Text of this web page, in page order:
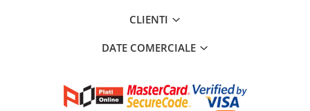
CLIENTI
DATE COMERCIALE